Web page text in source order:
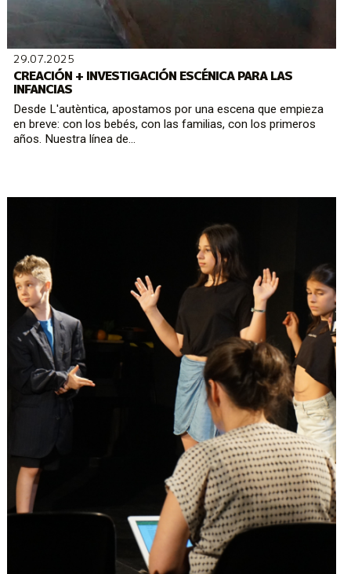
29.07.2025
CREACIÓN + INVESTIGACIÓN ESCÉNICA PARA LAS
INFANCIAS
Desde L'autèntica, apostamos por una escena que empieza
en breve: con los bebés, con las familias, con los primeros
años. Nuestra línea de...